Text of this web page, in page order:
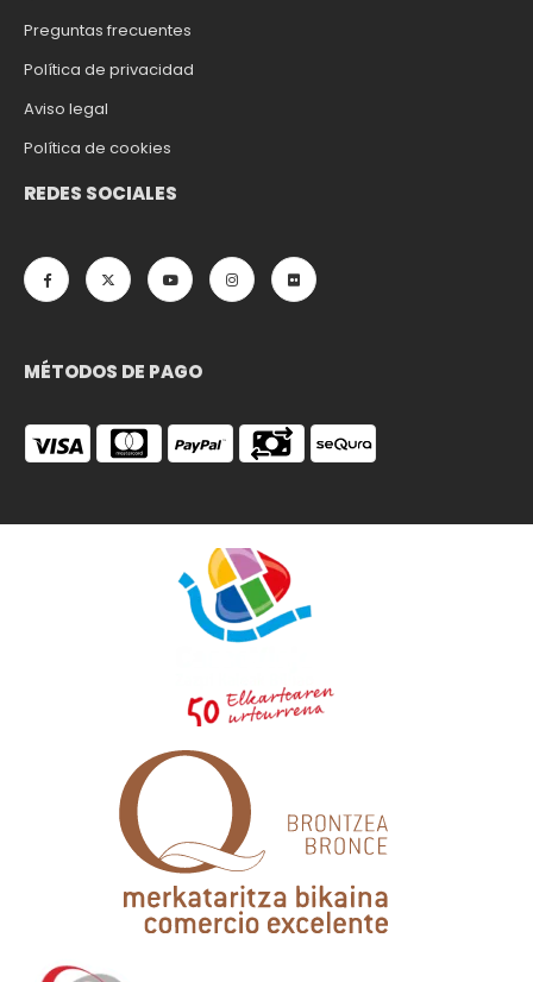
Preguntas frecuentes
Política de privacidad
Aviso legal
Política de cookies
REDES SOCIALES
MÉTODOS DE PAGO